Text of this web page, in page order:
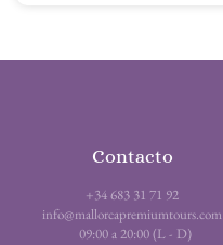
Contacto
+34 683 31 71 92
info@mallorcapremiumtours.com
09:00 a 20:00 (L - D)